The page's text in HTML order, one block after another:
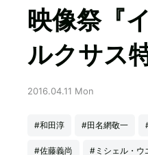
映像祭『
ルクサス
2016.04.11 Mon
#和田淳 #田名網敬一
#佐藤義尚 #ミシェル・ウ